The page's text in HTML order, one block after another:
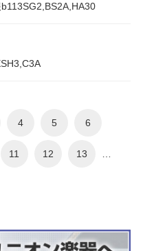
4 5 6
11 12 13 …